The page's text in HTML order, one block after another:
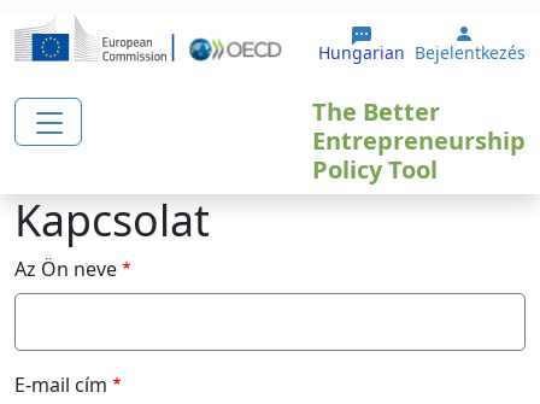
Ugrás a tartalomra
Hungarian User
Bejelentkezés
The Better
Entrepreneurship
Policy Tool
Kapcsolat
Az Ön neve
E-mail cím